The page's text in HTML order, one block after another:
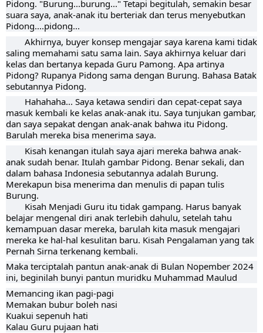
Pidong. "Burung...burung..." Tetapi begitulah, semakin besar
suara saya, anak-anak itu berteriak dan terus menyebutkan
Pidong....pidong...
Akhirnya, buyer konsep mengajar saya karena kami tidak
saling memahami satu sama lain. Saya akhirnya keluar dari
kelas dan bertanya kepada Guru Pamong. Apa artinya
Pidong? Rupanya Pidong sama dengan Burung. Bahasa Batak
sebutannya Pidong.
Hahahaha... Saya ketawa sendiri dan cepat-cepat saya
masuk kembali ke kelas anak-anak itu. Saya tunjukan gambar,
dan saya sepakat dengan anak-anak bahwa itu Pidong.
Barulah mereka bisa menerima saya.
Kisah kenangan itulah saya ajari mereka bahwa anak-
anak sudah benar. Itulah gambar Pidong. Benar sekali, dan
dalam bahasa Indonesia sebutannya adalah Burung.
Merekapun bisa menerima dan menulis di papan tulis
Burung.
Kisah Menjadi Guru itu tidak gampang. Harus banyak
belajar mengenal diri anak terlebih dahulu, setelah tahu
kemampuan dasar mereka, barulah kita masuk mengajari
mereka ke hal-hal kesulitan baru. Kisah Pengalaman yang tak
Pernah Sirna terkenang kembali.
Maka terciptalah pantun anak-anak di Bulan Nopember 2024
ini, beginilah bunyi pantun muridku Muhammad Maulud
Memancing ikan pagi-pagi
Memakan bubur boleh nasi
Kuakui sepenuh hati
Kalau Guru pujaan hati